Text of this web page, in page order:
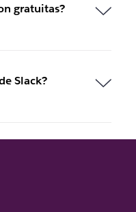
gratuitas?
Slack?